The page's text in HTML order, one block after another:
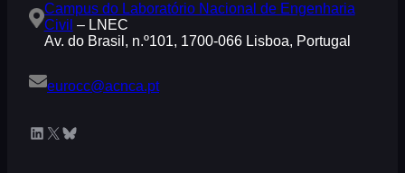
Campus do Laboratório Nacional de Engenharia
Civil – LNEC
Av. do Brasil, n.º101, 1700-066 Lisboa, Portugal
eurocc@acnca.pt
LinkedIn X Bluesky